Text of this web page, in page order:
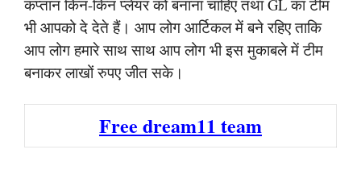
कप्तान किन-किन प्लेयर को बनाना चाहिए तथा GL का टीम
भी आपको दे देते हैं। आप लोग आर्टिकल में बने रहिए ताकि
आप लोग हमारे साथ साथ आप लोग भी इस मुकाबले में टीम
बनाकर लाखों रुपए जीत सके।
Free dream11 team